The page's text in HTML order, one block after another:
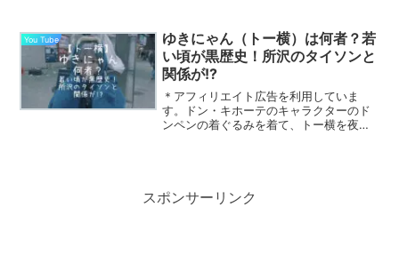
で話題となっている人物です。そんな煉
獄コロアキさんと...
You Tube
ゆきにゃん（トー横）は何者？若
い頃が黒歴史！所沢のタイソンと
関係が!?
＊アフィリエイト広告を利用していま
す。ドン・キホーテのキャラクターのド
ンペンの着ぐるみを着て、トー横を夜な
スポンサーリンク